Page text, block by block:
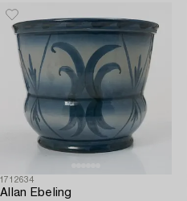
1712634
Allan Ebeling